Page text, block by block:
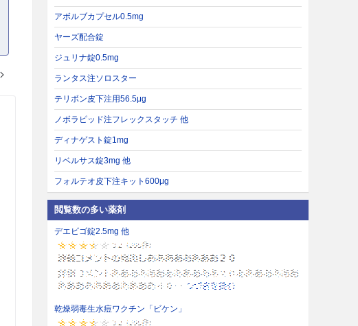
アボルブカプセル0.5mg
ヤーズ配合錠
ジュリナ錠0.5mg
ランタス注ソロスター
テリボン皮下注用56.5μg
ノボラピッド注フレックスタッチ 他
ディナゲスト錠1mg
リベルサス錠3mg 他
フォルテオ皮下注キット600μg
閲覧数の多い薬剤
デエビゴ錠2.5mg 他
乾燥弱毒生水痘ワクチン「ビケン」